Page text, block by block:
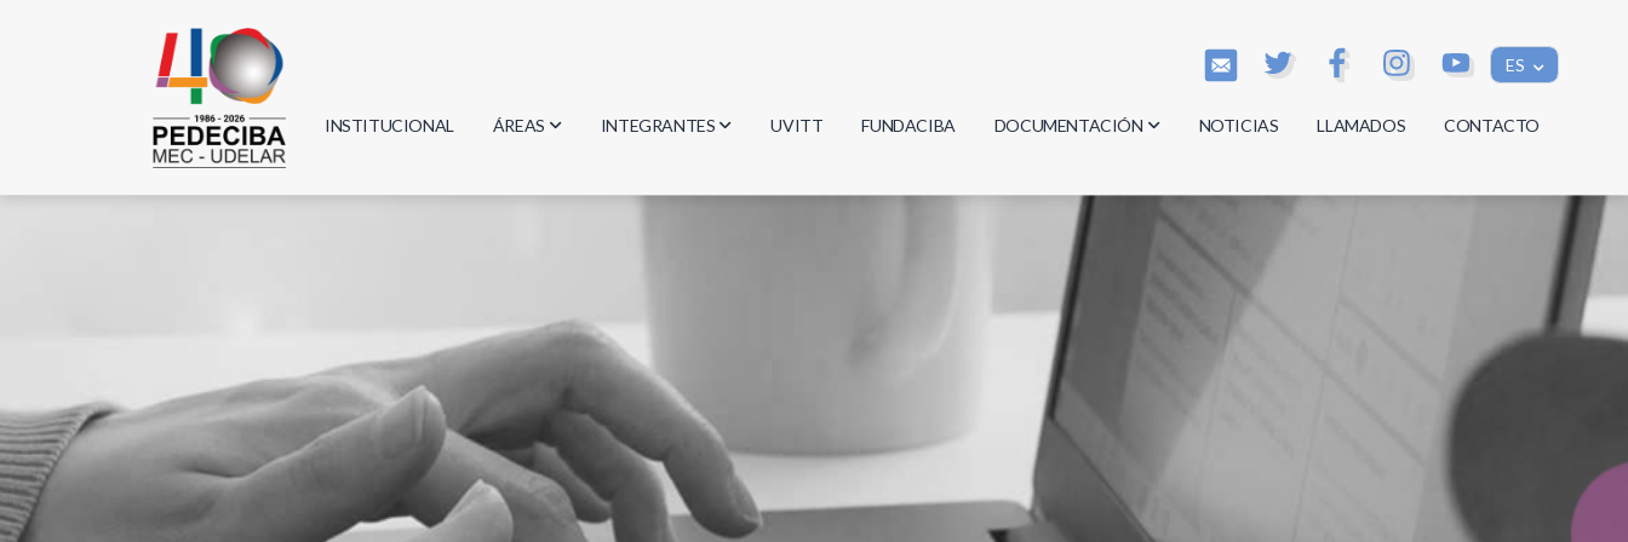
ES
INSTITUCIONAL ÁREAS
Biología
Informática
Química
INTEGRANTES
Investigadores
UVITT FUNDACIBA DOCUMENTACIÓN
Actas
Reglamentos
Documentos
NOTICIAS LLAMADOS CONTACTO